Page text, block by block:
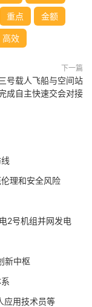
重点 金额
高效
下一篇
号载人飞船与空间站
成自主快速交会对接
理和安全风险
2号机组并网发电
新中枢
应用技术员等